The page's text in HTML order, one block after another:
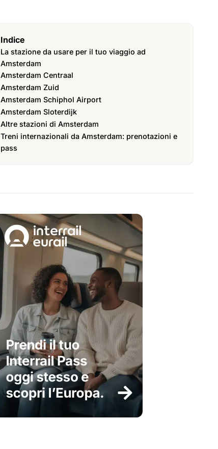
Indice
La stazione da usare per il tuo viaggio ad
Amsterdam
Amsterdam Centraal
Amsterdam Zuid
Amsterdam Schiphol Airport
Amsterdam Sloterdijk
Altre stazioni di Amsterdam
Treni internazionali da Amsterdam: prenotazioni e
pass